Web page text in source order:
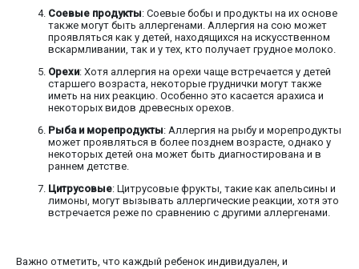
Соевые продукты: Соевые бобы и продукты на их основе
также могут быть аллергенами. Аллергия на сою может
проявляться как у детей, находящихся на искусственном
вскармливании, так и у тех, кто получает грудное молоко.
Орехи: Хотя аллергия на орехи чаще встречается у детей
старшего возраста, некоторые груднички могут также
иметь на них реакцию. Особенно это касается арахиса и
некоторых видов древесных орехов.
Рыба и морепродукты: Аллергия на рыбу и морепродукты
может проявляться в более позднем возрасте, однако у
некоторых детей она может быть диагностирована и в
раннем детстве.
Цитрусовые: Цитрусовые фрукты, такие как апельсины и
лимоны, могут вызывать аллергические реакции, хотя это
встречается реже по сравнению с другими аллергенами.
Важно отметить, что каждый ребенок индивидуален, и